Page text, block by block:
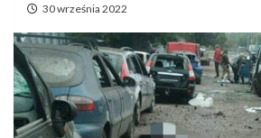
30 września 2022